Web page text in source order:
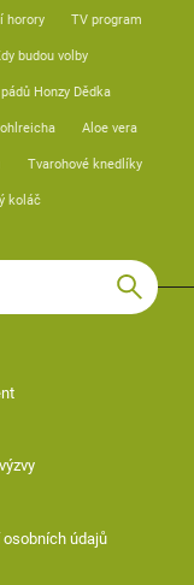
horory TV program
budou volby
Honzy Dědka
Aloe vera
Tvarohové knedlíky
koláč
údajů